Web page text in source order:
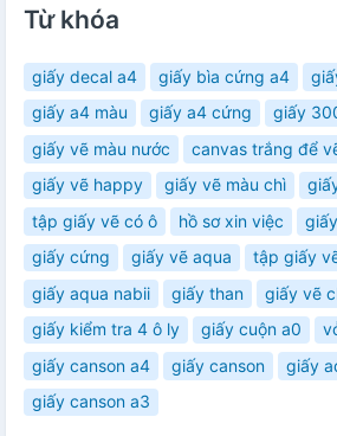
Từ khóa
giấy decal a4 giấy bìa cứng a4
giấy a4 màu
giấy a4 cứng giấy
giấy vẽ màu nước
canvas trắng để
giấy vẽ happy
giấy vẽ màu chì
tập giấy vẽ có ô
hồ sơ xin việc
giấy cứng
giấy vẽ aqua
tập giấy
giấy aqua nabii
giấy than giấy vẽ
giấy kiểm tra 4 ô ly
giấy cuộn a0
giấy canson a4
giấy canson
giấy
giấy canson a3